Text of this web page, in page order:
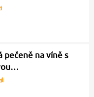
pečeně na víně s